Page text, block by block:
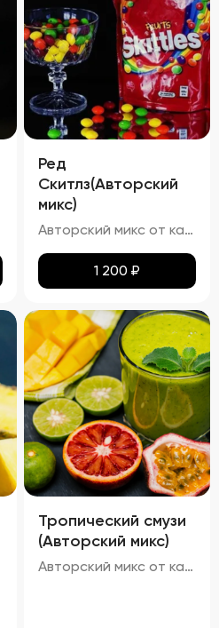
Ред
Скитлз(Авторский
микс)
Авторский микс от кальянных мастеров - Вкусный мир Skittles -- попробуй радугу
1 200 ₽
Тропический смузи
(Авторский микс)
Авторский микс от кальянных мастеров - Тропический коктейль на основе ананаса с добавлением ягоды асаи, малины ,лайма и кусочков дыни